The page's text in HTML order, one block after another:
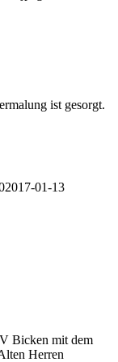
ist gesorgt.
2017-01-13
Bicken mit dem
Herren